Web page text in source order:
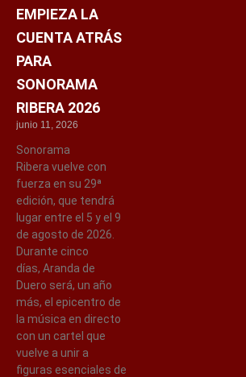
EMPIEZA LA
CUENTA ATRÁS
PARA
SONORAMA
RIBERA 2026
junio 11, 2026
Sonorama
Ribera vuelve con
fuerza en su 29ª
edición, que tendrá
lugar entre el 5 y el 9
de agosto de 2026.
Durante cinco
días, Aranda de
Duero será, un año
más, el epicentro de
la música en directo
con un cartel que
vuelve a unir a
figuras esenciales de